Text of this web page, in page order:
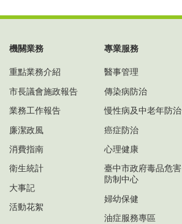
機關業務
重點業務介紹
市長議會施政報告
業務工作報告
廉潔政風
消費指南
衛生統計
大事記
活動花絮
專業服務
醫事管理
傳染病防治
慢性病及中老年防治
癌症防治
心理健康
臺中市政府毒品危害
防制中心
婦幼保健
油症服務專區